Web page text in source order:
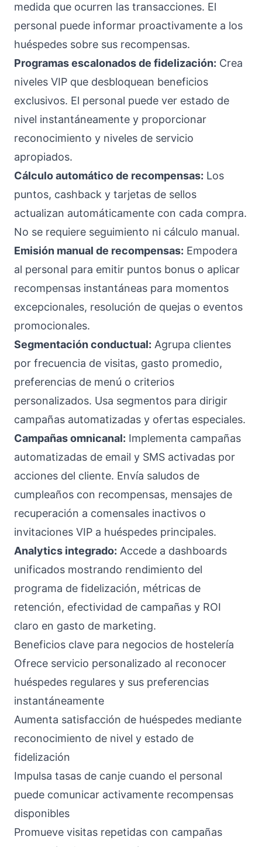
medida que ocurren las transacciones. El
personal puede informar proactivamente a los
huéspedes sobre sus recompensas.
Programas escalonados de fidelización: Crea
niveles VIP que desbloquean beneficios
exclusivos. El personal puede ver estado de
nivel instantáneamente y proporcionar
reconocimiento y niveles de servicio
apropiados.
Cálculo automático de recompensas: Los
puntos, cashback y tarjetas de sellos
actualizan automáticamente con cada compra.
No se requiere seguimiento ni cálculo manual.
Emisión manual de recompensas: Empodera
al personal para emitir puntos bonus o aplicar
recompensas instantáneas para momentos
excepcionales, resolución de quejas o eventos
promocionales.
Segmentación conductual: Agrupa clientes
por frecuencia de visitas, gasto promedio,
preferencias de menú o criterios
personalizados. Usa segmentos para dirigir
campañas automatizadas y ofertas especiales.
Campañas omnicanal: Implementa campañas
automatizadas de email y SMS activadas por
acciones del cliente. Envía saludos de
cumpleaños con recompensas, mensajes de
recuperación a comensales inactivos o
invitaciones VIP a huéspedes principales.
Analytics integrado: Accede a dashboards
unificados mostrando rendimiento del
programa de fidelización, métricas de
retención, efectividad de campañas y ROI
claro en gasto de marketing.
Beneficios clave para negocios de hostelería
Ofrece servicio personalizado al reconocer
huéspedes regulares y sus preferencias
instantáneamente
Aumenta satisfacción de huéspedes mediante
reconocimiento de nivel y estado de
fidelización
Impulsa tasas de canje cuando el personal
puede comunicar activamente recompensas
disponibles
Promueve visitas repetidas con campañas